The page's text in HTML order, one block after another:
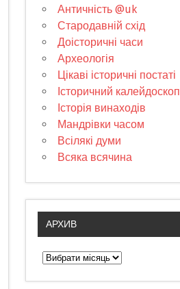
Античність @uk
Стародавній схід
Доісторичні часи
Археологія
Цікаві історичні постаті
Історичний калейдоскоп
Історія винаходів
Мандрівки часом
Всілякі думи
Всяка всячина
АРХИВ
А
р
х